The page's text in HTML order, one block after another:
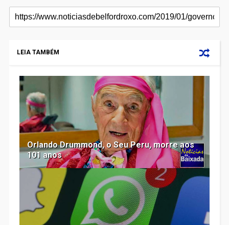
LEIA TAMBÉM
Orlando Drummond, o Seu Peru, morre aos
101 anos